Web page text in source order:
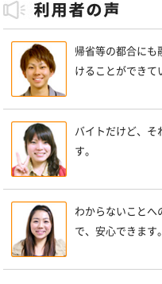
帰省等の都合にも
けることができて
バイトだけど、そ
す。
わからないことへ
で、安心できます。